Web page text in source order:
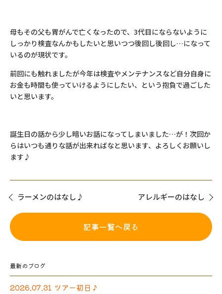
母もその父も胃がんで亡くなったので、3代目にならないように
しっかり検査なんかもしたいと思いつつ後回し後回し…になって
いるのが現状です。
前回にも触れましたが今年は検査やメンテナンスなど自分自身に
お金も時間も使っていけるようにしたい、という抱負で過ごした
いと思います。
誕生日の話から少し暗いお話になってしまいました…が！次回か
らはいつも通りな話が出来ればなと思います、よろしくお願いし
ます♪
ラーメンのはなし♪ アレルギーのはなし
記事一覧へ戻る
最新のブログ
2026.07.31 ツアー初日♪